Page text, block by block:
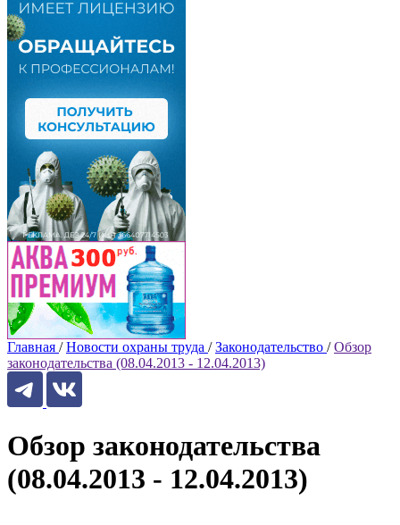
Главная / Новости охраны труда / Законодательство / Обзор
законодательства (08.04.2013 - 12.04.2013)
Обзор законодательства
(08.04.2013 - 12.04.2013)